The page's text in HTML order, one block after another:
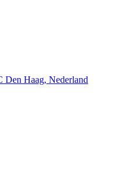
Den Haag, Nederland